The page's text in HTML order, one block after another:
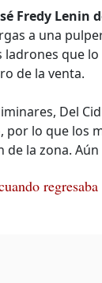
Fredy Lenin
a una
que lo
de la venta.
Del
por lo que los
de la zona.